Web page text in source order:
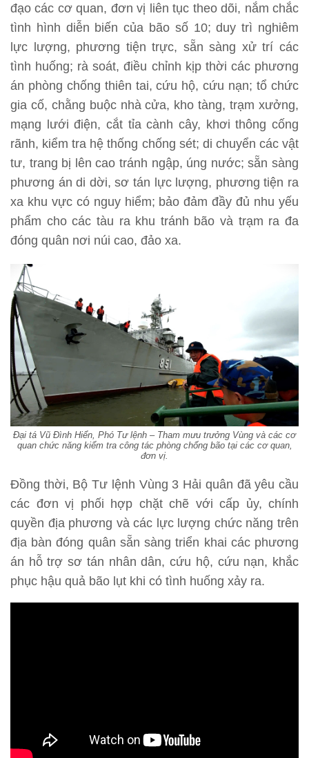
đạo các cơ quan, đơn vị liên tục theo dõi, nắm chắc
tình hình diễn biến của bão số 10; duy trì nghiêm
lực lượng, phương tiện trực, sẵn sàng xử trí các
tình huống; rà soát, điều chỉnh kịp thời các phương
án phòng chống thiên tai, cứu hộ, cứu nạn; tổ chức
gia cố, chằng buộc nhà cửa, kho tàng, trạm xưởng,
mạng lưới điện, cắt tỉa cành cây, khơi thông cống
rãnh, kiểm tra hệ thống chống sét; di chuyển các vật
tư, trang bị lên cao tránh ngập, úng nước; sẵn sàng
phương án di dời, sơ tán lực lượng, phương tiện ra
xa khu vực có nguy hiểm; bảo đảm đầy đủ nhu yếu
phẩm cho các tàu ra khu tránh bão và trạm ra đa
đóng quân nơi núi cao, đảo xa.
Đại tá Vũ Đình Hiển, Phó Tư lệnh – Tham mưu trưởng Vùng và các cơ
quan chức năng kiểm tra công tác phòng chống bão tại các cơ quan,
đơn vị.
Đồng thời, Bộ Tư lệnh Vùng 3 Hải quân đã yêu cầu
các đơn vị phối hợp chặt chẽ với cấp ủy, chính
quyền địa phương và các lực lượng chức năng trên
địa bàn đóng quân sẵn sàng triển khai các phương
án hỗ trợ sơ tán nhân dân, cứu hộ, cứu nạn, khắc
phục hậu quả bão lụt khi có tình huống xảy ra.